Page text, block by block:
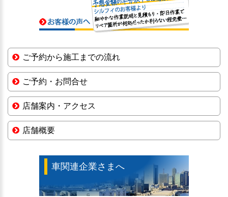
ご予約から施工までの流れ
ご予約・お問合せ
店舗案内・アクセス
店舗概要
車関連企業さまへ